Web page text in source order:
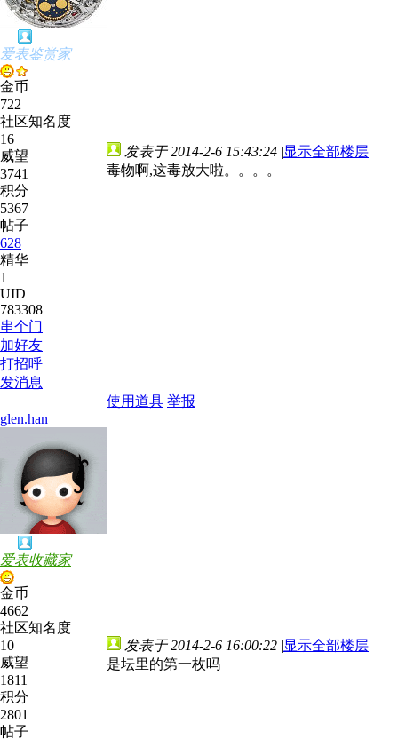
爱表鉴赏家
金币
722
社区知名度
16
威望
3741
积分
5367
帖子
628
精华
1
UID
783308
串个门
加好友
打招呼
发消息
发表于 2014-2-6 15:43:24 |显示全部楼层
毒物啊,这毒放大啦。。。。
使用道具 举报
glen.han
爱表收藏家
金币
4662
社区知名度
10
威望
1811
积分
2801
帖子
发表于 2014-2-6 16:00:22 |显示全部楼层
是坛里的第一枚吗